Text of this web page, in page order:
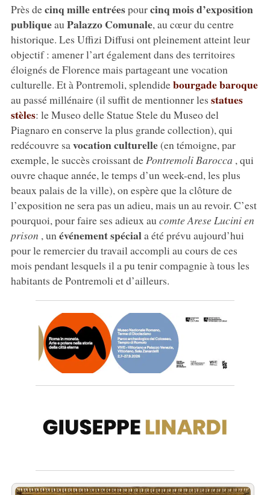
Près decinq mille entréespourcinq mois d’exposition
publiqueau Palazzo Comunale, au cœur du centre
historique. Les Uffizi Diffusi ont pleinement atteint leur
objectif : amener l’art également dans des territoires
éloignés de Florence mais partageant une vocation
culturelle. Et à Pontremoli, splendidebourgade baroque
au passé millénaire (il suffit de mentionner les statues
stèles: le Museo delle Statue Stele du Museo del
Piagnaro en conserve la plus grande collection), qui
redécouvre sa vocation culturelle(en témoigne, par
exemple, le succès croissant de Pontremoli Barocca , qui
ouvre chaque année, le temps d’un week-end, les plus
beaux palais de la ville), on espère que la clôture de
l’exposition ne sera pas un adieu, mais un au revoir. C’est
pourquoi, pour faire ses adieux au comte Arese Lucini en
prison , un événement spéciala été prévu aujourd’hui
pour le remercier du travail accompli au cours de ces
mois pendant lesquels il a pu tenir compagnie à tous les
habitants de Pontremoli et d’ailleurs.